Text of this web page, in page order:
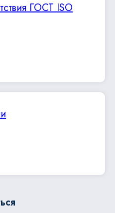
ГОСТ ISO